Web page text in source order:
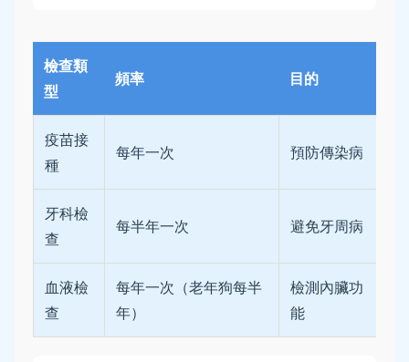
檢查類
型
頻率 目的
疫苗接
種
每年一次 預防傳染病
牙科檢
查
每半年一次 避免牙周病
血液檢
查
每年一次（老年狗每半
年）
檢測內臟功
能